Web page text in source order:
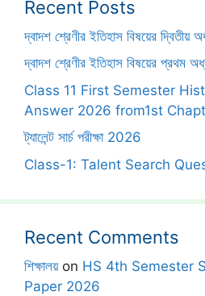
Recent Posts
দ্বাদশ শ্রেণীর ইতিহাস বিষয়ের
দ্বাদশ শ্রেণীর ইতিহাস বিষয়ের প্রথম
Class 11 First Semester
Answer 2026 from1st
ট্যালেন্ট সার্চ পরীক্ষা 2026
Class-1: Talent Search
Recent Comments
শিক্ষালয়on HS 4th Semester
Paper 2026